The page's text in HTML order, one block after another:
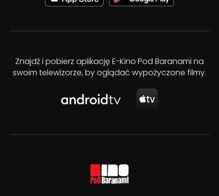
Znajdź i pobierz aplikację E-Kino Pod Baranami na
swoim telewizorze, by oglądać wypożyczone filmy.